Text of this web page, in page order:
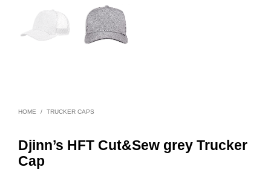
HOME / TRUCKER CAPS
Djinn’s HFT Cut&Sew grey Trucker
Cap